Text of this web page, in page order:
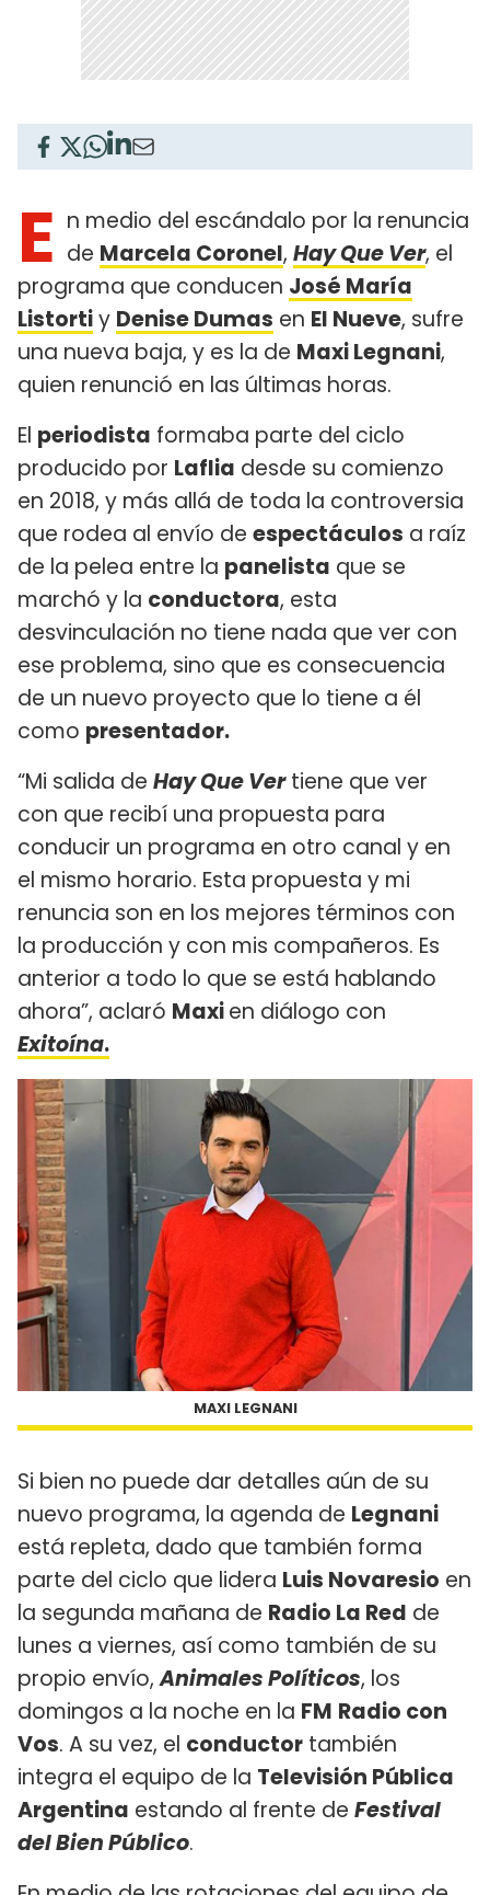
E n medio del escándalo por la renuncia
de Marcela Coronel, Hay Que Ver, el
programa que conducen José María
Listortiy Denise Dumas en El Nueve, sufre
una nueva baja, y es la de Maxi Legnani,
quien renunció en las últimas horas.
El periodista formaba parte del ciclo
producido por Laflia desde su comienzo
en 2018, y más allá de toda la controversia
que rodea al envío de espectáculos a raíz
de la pelea entre la panelista que se
marchó y la conductora, esta
desvinculación no tiene nada que ver con
ese problema, sino que es consecuencia
de un nuevo proyecto que lo tiene a él
como presentador.
“Mi salida de Hay Que Vertiene que ver
con que recibí una propuesta para
conducir un programa en otro canal y en
el mismo horario. Esta propuesta y mi
renuncia son en los mejores términos con
la producción y con mis compañeros. Es
anterior a todo lo que se está hablando
ahora”, aclaró Maxien diálogo con
Exitoína.
MAXI LEGNANI
Si bien no puede dar detalles aún de su
nuevo programa, la agenda de Legnani
está repleta, dado que también forma
parte del ciclo que lidera Luis Novaresio en
la segunda mañana de Radio La Red de
lunes a viernes, así como también de su
propio envío,Animales Políticos, los
domingos a la noche en la FM Radio con
Vos. A su vez, el conductor también
integra el equipo de la Televisión Pública
Argentina estando al frente de Festival
del Bien Público.